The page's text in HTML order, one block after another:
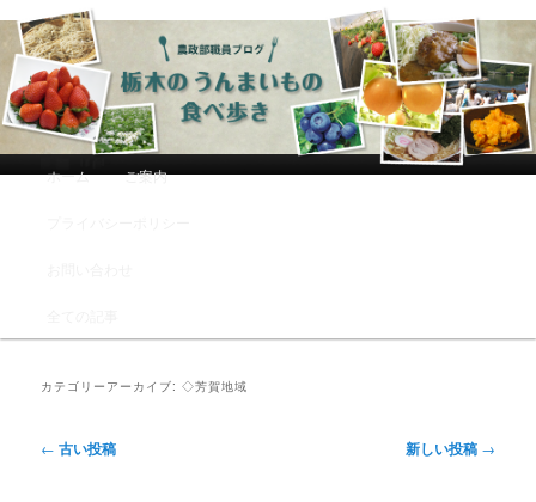
農政部職員ブログ「栃木のうんまい
もの食べ歩き」
メインコンテンツへ移動
サブコンテンツへ移動
ホーム ご案内
カテゴリーアーカイブ:◇芳賀地域
投稿ナビゲーション
← 古い投稿 新しい投稿 →